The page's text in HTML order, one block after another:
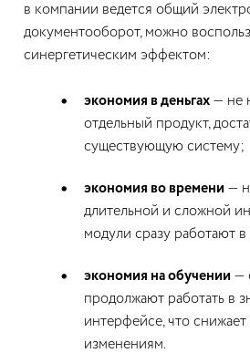
в компании ведется общий
документооборот, можно
синергетическим эффектом:
экономия в деньгах — не
отдельный продукт,
существующую систему;
экономия во времени —
длительной и сложной
модули сразу работают
экономия на обучении —
продолжают работать в
интерфейсе, что
изменениям.